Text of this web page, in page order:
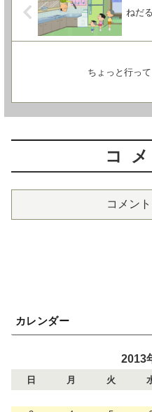
ねだ
ちょっと行って
コ
コメン
カレンダー
2013
日 月 火